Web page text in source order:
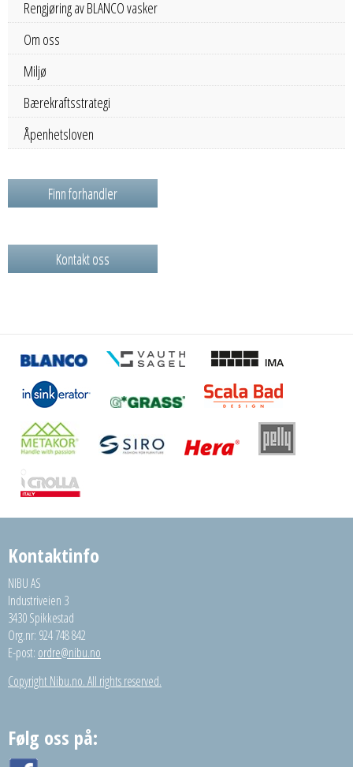
Rengjøring av BLANCO vasker
Om oss
Miljø
Bærekraftsstrategi
Åpenhetsloven
Finn forhandler
Kontakt oss
Kontaktinfo
NIBU AS
Industriveien 3
3430 Spikkestad
Org.nr: 924 748 842
E-post: ordre@nibu.no
Copyright Nibu.no. All rights reserved.
Følg oss på: